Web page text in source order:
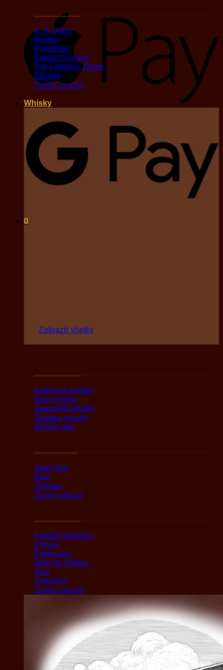
0
A. H. Riise
Bumbu
Plantation
Santos Dumont
The Demon's Share
Zacapa
Ďaľšie značky
Whisky
Zobraziť všetky
Americká whisky
Írska whisky
Japonská whisky
Škótska whisky
Whisky sety
Japonsko
Írsko
Škótsko
Ďaľšie oblasti
Adelphi Distillery
Chivas
Fettercairn
Johnnie Walker
Jura
Signatory
Ďaľšie značky